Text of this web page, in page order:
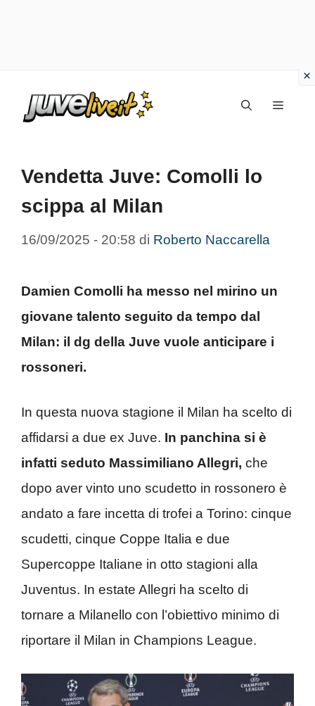
Menu
Vendetta Juve: Comolli lo
scippa al Milan
16/09/2025 - 20:58 di Roberto Naccarella
Damien Comolli ha messo nel mirino un
giovane talento seguito da tempo dal
Milan: il dg della Juve vuole anticipare i
rossoneri.
In questa nuova stagione il Milan ha scelto di
affidarsi a due ex Juve. In panchina si è
infatti seduto Massimiliano Allegri, che
dopo aver vinto uno scudetto in rossonero è
andato a fare incetta di trofei a Torino: cinque
scudetti, cinque Coppe Italia e due
Supercoppe Italiane in otto stagioni alla
Juventus. In estate Allegri ha scelto di
tornare a Milanello con l’obiettivo minimo di
riportare il Milan in Champions League.